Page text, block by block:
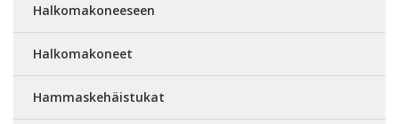
Halkomakoneeseen
Halkomakoneet
Hammaskehäistukat